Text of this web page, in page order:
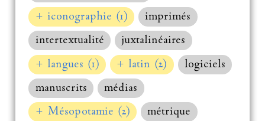
+ iconographie (1)
imprimés
intertextualité
juxtalinéaires
+ langues (1)
+ latin (2)
logiciels
manuscrits
médias
+ Mésopotamie (2)
métrique